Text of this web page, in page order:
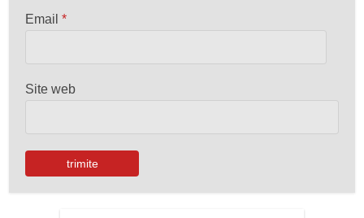
Email*
Site web